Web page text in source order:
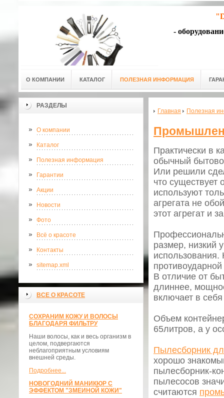
-
О КОМПАНИИ КАТАЛОГ ПОЛЕЗНАЯ ИНФОРМАЦИЯ
РАЗДЕЛЫ
О компании
Каталог
Полезная информация
Гарантии
Акции
Новости
Фото
Всё о красоте
Контакты
sitemap.xml
ВСЕ О КРАСОТЕ
СОХРАНИМ КОЖУ И ВОЛОСЫ
БЛАГОДАРЯ ФИЛЬТРУ
Наши волосы, как и весь организм в
целом, подвергаются
неблагоприятным условиям
внешней среды.
Подробнее...
НОВОГОДНИЙ МАНИКЮР С
ЭФФЕКТОМ "ЗМЕИНОЙ КОЖИ"
Главная Полезная
Практически в
обычный
Или решили
что
используют
агрегата не
этот агрегат и
размер, низкий
В отличие от
длиннее,
включает в
Объем
65литров, а у
Пылесборник
хорошо
пылесборник-
пылесосов
считаются